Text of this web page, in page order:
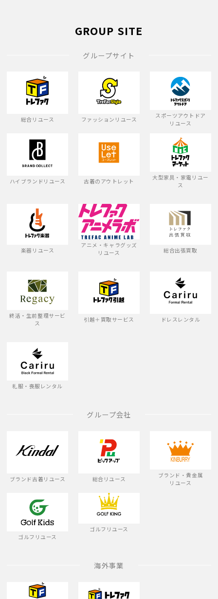
GROUP SITE
グループサイト
総合リユース ファッションリユース
スポーツアウトドア
リユース
ハイブランドリユース 古着のアウトレット
大型家具・家電リユー
ス
楽器リユース
アニメ・キャラグッズ
リユース
総合出張買取
終活・生前整理サービ
ス
引越＋買取サービス ドレスレンタル
礼服・喪服レンタル
グループ会社
ブランド古着リユース 総合リユース
ブランド・貴金属
リユース
ゴルフリユース
ゴルフリユース
海外事業